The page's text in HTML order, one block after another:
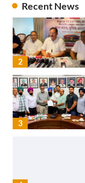
Recent News
2
3
2
3